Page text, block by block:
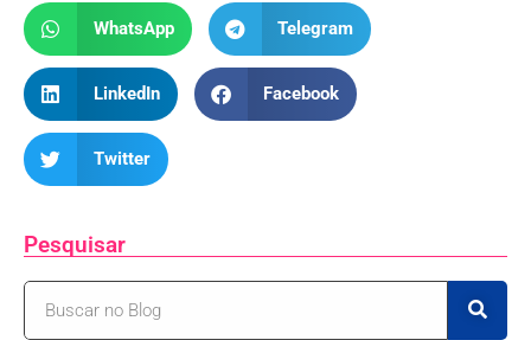
WhatsApp Telegram
LinkedIn Facebook
Twitter
Pesquisar